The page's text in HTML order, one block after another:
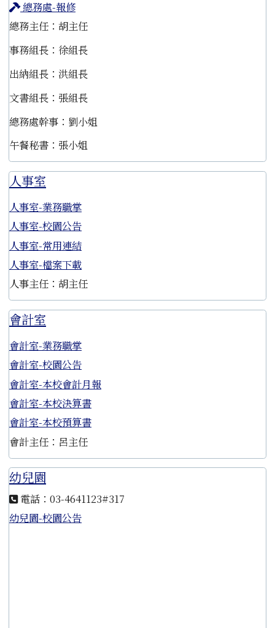
總務處-報修
總務主任：胡主任
事務組長：徐組長
出納組長：洪組長
文書組長：張組長
總務處幹事：劉小姐
午餐秘書：張小姐
人事室
人事室-業務職掌
人事室-校園公告
人事室-常用連結
人事室-檔案下載
人事主任：胡主任
會計室
會計室-業務職掌
會計室-校園公告
會計室-本校會計月報
會計室-本校決算書
會計室-本校預算書
會計主任：呂主任
幼兒園
電話：03-4641123#317
幼兒園-校園公告